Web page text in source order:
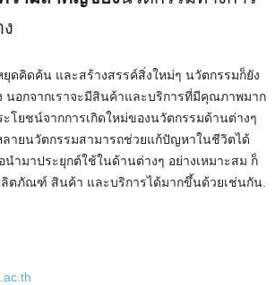
ดคิดค้น และสร้างสรรค์สิ่งใหม่ๆ นวัตกรรมก็ยัง
นอกจากเราจะมีสินค้าและบริการที่มีคุณภาพมาก
โยชน์จากการเกิดใหม่ของนวัตกรรมด้านต่างๆ
ายนวัตกรรมสามารถช่วยแก้ปัญหาในชีวิตได้
นำมาประยุกต์ใช้ในด้านต่างๆ อย่างเหมาะสม ก็
ลิตภัณฑ์ สินค้า และบริการได้มากขึ้นด้วยเช่นกัน.